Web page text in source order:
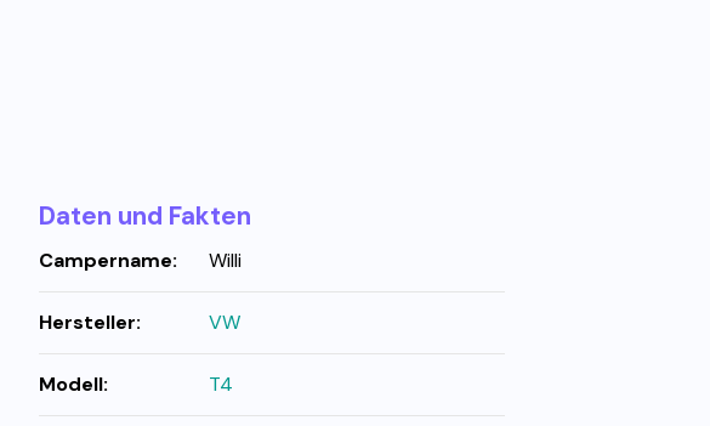
Daten und Fakten
Campername: Willi
Hersteller: VW
Modell: T4